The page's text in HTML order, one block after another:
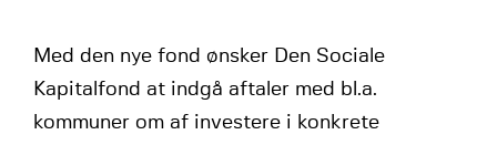
Med den nye fond ønsker Den Sociale
Kapitalfond at indgå aftaler med bl.a.
kommuner om af investere i konkrete